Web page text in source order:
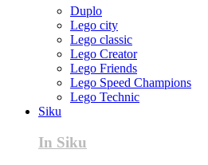
Duplo
Lego city
Lego classic
Lego Creator
Lego Friends
Lego Speed Champions
Lego Technic
Siku
In Siku